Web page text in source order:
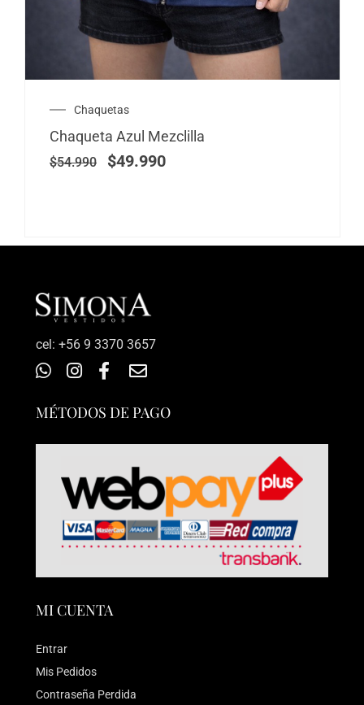
Chaquetas
Chaqueta Azul Mezclilla
$54.990
El
precio
original
era:
$49.990
precio
actual
es:
‎cel: +56 9 3370 3657
MÉTODOS DE PAGO
MI CUENTA
Entrar
Mis Pedidos
Contraseña Perdida